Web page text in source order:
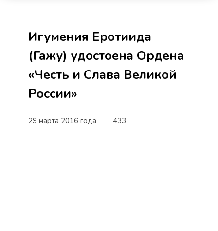
Игумения Еротиида
(Гажу) удостоена Ордена
«Честь и Слава Великой
России»
29 марта 2016 года 433